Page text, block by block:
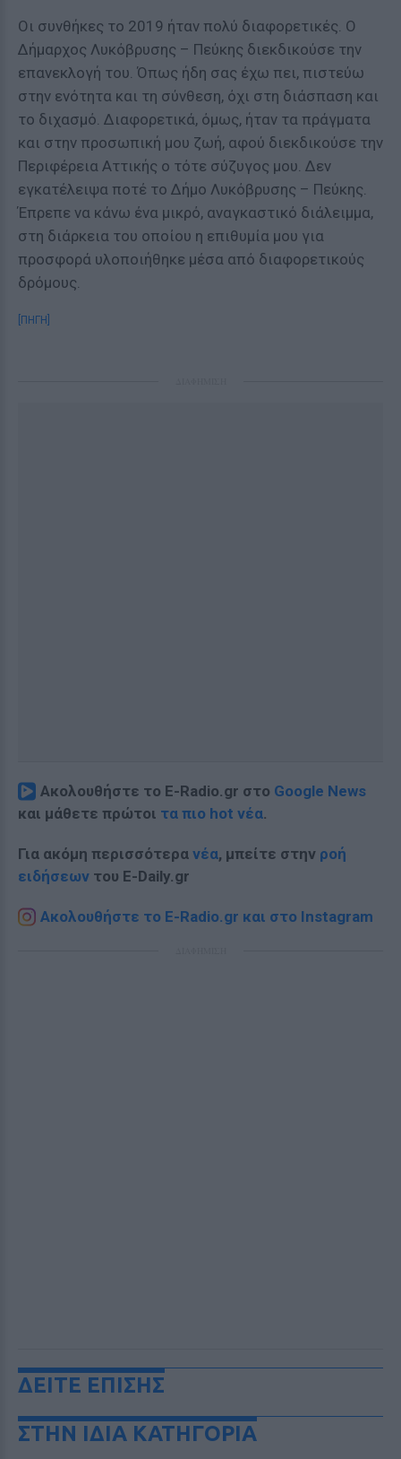
Οι συνθήκες το 2019 ήταν πολύ διαφορετικές. Ο
Δήμαρχος Λυκόβρυσης – Πεύκης διεκδικούσε την
επανεκλογή του. Όπως ήδη σας έχω πει, πιστεύω
στην ενότητα και τη σύνθεση, όχι στη διάσπαση και
το διχασμό. Διαφορετικά, όμως, ήταν τα πράγματα
και στην προσωπική μου ζωή, αφού διεκδικούσε την
Περιφέρεια Αττικής ο τότε σύζυγος μου. Δεν
εγκατέλειψα ποτέ το Δήμο Λυκόβρυσης – Πεύκης.
Έπρεπε να κάνω ένα μικρό, αναγκαστικό διάλειμμα,
στη διάρκεια του οποίου η επιθυμία μου για
προσφορά υλοποιήθηκε μέσα από διαφορετικούς
δρόμους.
[ΠΗΓΗ]
Ακολουθήστε το E-Radio.gr στο Google News
και μάθετε πρώτοι τα πιο hot νέα.
Για ακόμη περισσότερα νέα, μπείτε στην ροή
ειδήσεων του E-Daily.gr
Ακολουθήστε το E-Radio.gr και στο Instagram
ΔΕΙΤΕ ΕΠΙΣΗΣ
ΣΤΗΝ ΙΔΙΑ ΚΑΤΗΓΟΡΙΑ